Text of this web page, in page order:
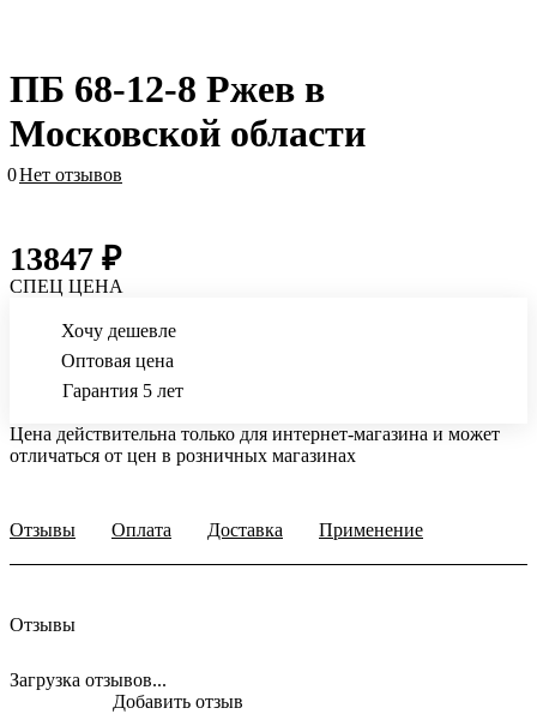
ПБ 68-12-8 Ржев в
Московской области
0Нет отзывов
13847 ₽
СПЕЦ ЦЕНА
Хочу дешевле
Оптовая цена
Гарантия 5 лет
Цена действительна только для интернет-магазина и может
отличаться от цен в розничных магазинах
Отзывы Оплата Доставка Применение
Отзывы
Загрузка отзывов...
Добавить отзыв